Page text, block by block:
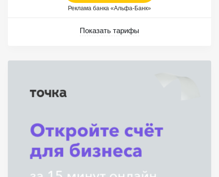
Реклама банка «Альфа-Банк»
Показать тарифы